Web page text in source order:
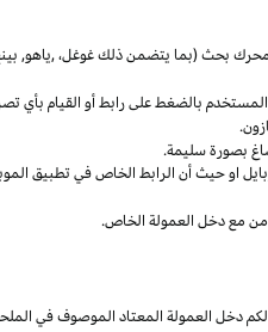
محرك بحث (بما يتضمن ذلكغوغل،,ياهو,
بالضغط على رابط أو القيام بأي
بصورة سليمة.
او حيثأن الرابط الخاص في تطبيق
مع دخل العمولة الخاص.
لكم دخل العمولة المعتاد الموصوف في